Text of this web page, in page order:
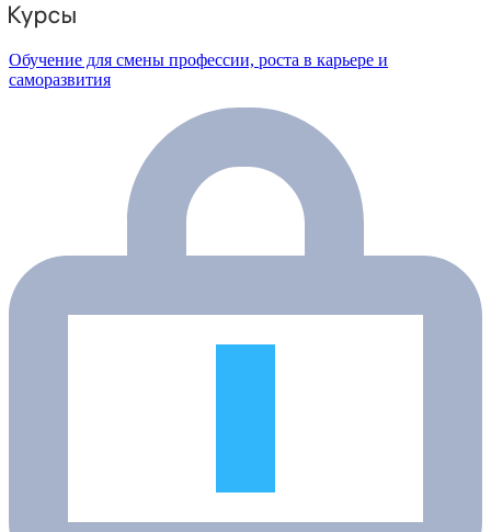
Обучение для смены профессии, роста в карьере и
саморазвития